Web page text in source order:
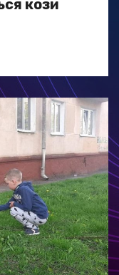
кози